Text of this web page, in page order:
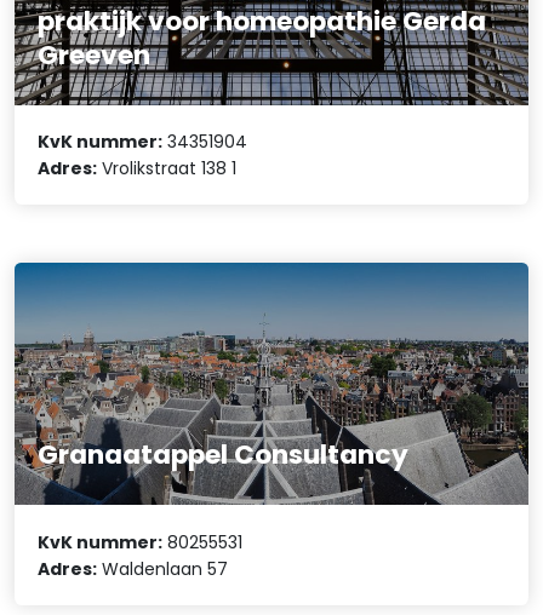
praktijk voor homeopathie Gerda
Greeven
KvK nummer: 34351904
Adres: Vrolikstraat 138 1
Granaatappel Consultancy
KvK nummer: 80255531
Adres: Waldenlaan 57